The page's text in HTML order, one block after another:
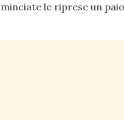
le riprese un